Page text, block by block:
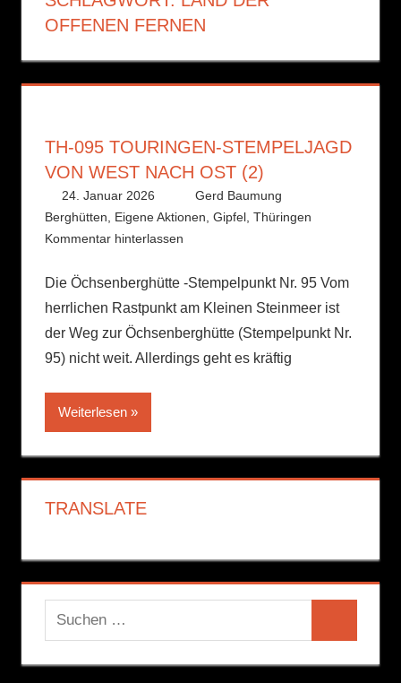
OFFENEN FERNEN
TH-095 TOURINGEN-STEMPELJAGD
VON WEST NACH OST (2)
24. Januar 2026
Gerd Baumung
Berghütten, Eigene Aktionen, Gipfel, Thüringen
Kommentar hinterlassen
Die Öchsenberghütte -Stempelpunkt Nr. 95 Vom
herrlichen Rastpunkt am Kleinen Steinmeer ist
der Weg zur Öchsenberghütte (Stempelpunkt Nr.
95) nicht weit. Allerdings geht es kräftig
Weiterlesen
TRANSLATE
Suchen
nach: